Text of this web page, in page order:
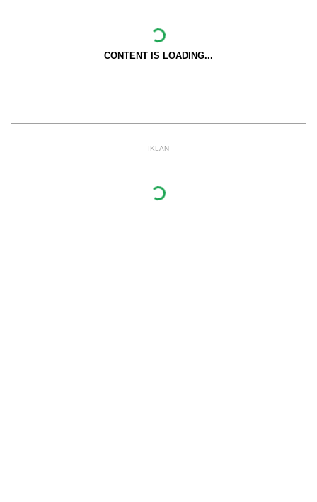
CONTENT IS LOADING...
IKLAN